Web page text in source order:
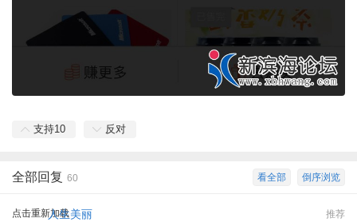
支持10 反对
倒序浏览
看全部
全部回复 60
点击重新加载 推荐
人生美丽